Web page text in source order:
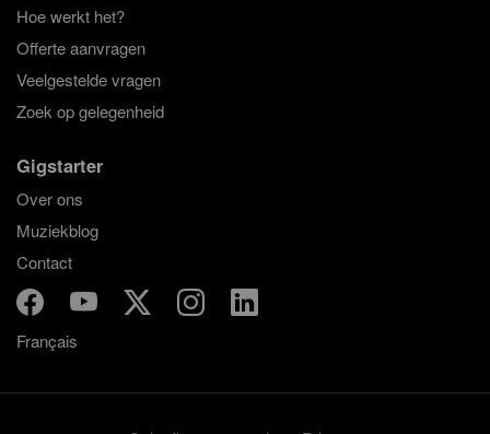
Hoe werkt het?
Offerte aanvragen
Veelgestelde vragen
Zoek op gelegenheid
Gigstarter
Over ons
Muziekblog
Contact
Français